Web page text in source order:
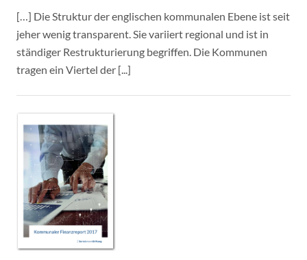
[…] Die Struktur der englischen kommunalen Ebene ist seit
jeher wenig transparent. Sie variiert regional und ist in
ständiger Restrukturierung begriffen. Die Kommunen
tragen ein Viertel der [...]